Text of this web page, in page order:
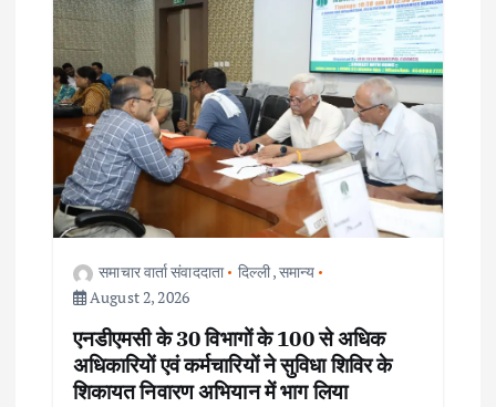
समाचार वार्ता संवाददाता दिल्ली,समान्य
August 2, 2026
एनडीएमसी के 30 विभागों के 100 से अधिक
अधिकारियों एवं कर्मचारियों ने सुविधा शिविर के
शिकायत निवारण अभियान में भाग लिया